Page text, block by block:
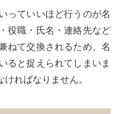
っていいほど行うのが名
役職・氏名・連絡先など
ねて交換されるため、名
ると捉えられてしまいま
ればなりません。